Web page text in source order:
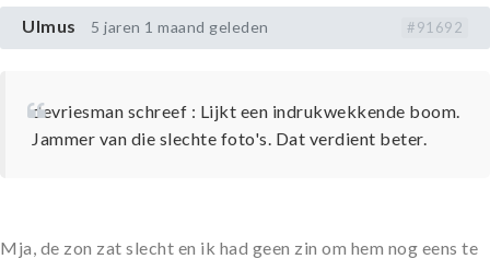
Ulmus 5 jaren 1 maand geleden #91692
devriesman schreef : Lijkt een indrukwekkende boom.
Jammer van die slechte foto's. Dat verdient beter.
Mja, de zon zat slecht en ik had geen zin om hem nog eens te